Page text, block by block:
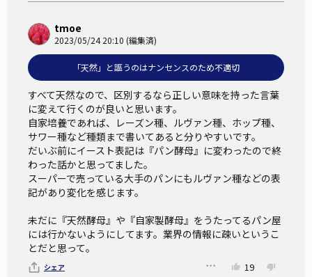
tmoe
2023/05/24 20:10 (編集済)
「天然」と謳うのはナンセンスのため不適切
すべて天然なので、区別するなら正しい意味を持った言葉
に変えて行くのが良いと思います。
自家培養であれば、レーズン種、ルヴァン種、ホップ種、
サワー種など種類まで書いてあると分りやすいです。
だいぶ前にイースト表記は『パン酵母』に変わったので終
わった話かと思ってました。
スーパーで売っている大手のパンにもルヴァン種などの表
記があり変化を感じます。
未だに『天然酵母』や『自家製酵母』をうたってるパン屋
には行かないようにしてます。業界の情報に疎いというこ
とだと思って。
シェア 19